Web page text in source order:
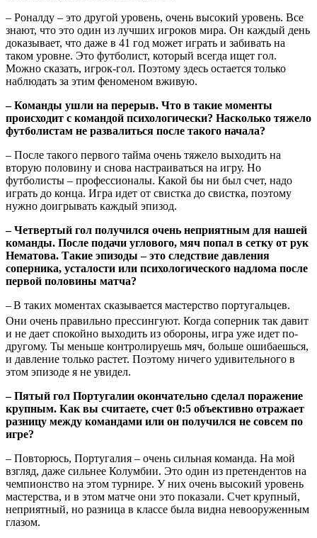
– Роналду – это другой уровень, очень высокий уровень. Все
знают, что это один из лучших игроков мира. Он каждый день
доказывает, что даже в 41 год может играть и забивать на
таком уровне. Это футболист, который всегда ищет гол.
Можно сказать, игрок-гол. Поэтому здесь остается только
наблюдать за этим феноменом вживую.
– Команды ушли на перерыв. Что в такие моменты
происходит с командой психологически? Насколько тяжело
футболистам не развалиться после такого начала?
– После такого первого тайма очень тяжело выходить на
вторую половину и снова настраиваться на игру. Но
футболисты – профессионалы. Какой бы ни был счет, надо
играть до конца. Игра идет от свистка до свистка, поэтому
нужно доигрывать каждый эпизод.
– Четвертый гол получился очень неприятным для нашей
команды. После подачи углового, мяч попал в сетку от рук
Нематова. Такие эпизоды – это следствие давления
соперника, усталости или психологического надлома после
первой половины матча?
–В таких моментах сказывается мастерство португальцев.
Они очень правильно прессингуют. Когда соперник так давит
и не дает спокойно выходить из обороны, игра уже идет по-
другому. Ты меньше контролируешь мяч, больше ошибаешься,
и давление только растет. Поэтому ничего удивительного в
этом эпизоде я не увидел.
– Пятый гол Португалии окончательно сделал поражение
крупным. Как вы считаете, счет 0:5 объективно отражает
разницу между командами или он получился не совсем по
игре?
– Повторюсь, Португалия – очень сильная команда. На мой
взгляд, даже сильнее Колумбии. Это один из претендентов на
чемпионство на этом турнире. У них очень высокий уровень
мастерства, и в этом матче они это показали. Счет крупный,
неприятный, но разница в классе была видна невооруженным
глазом.